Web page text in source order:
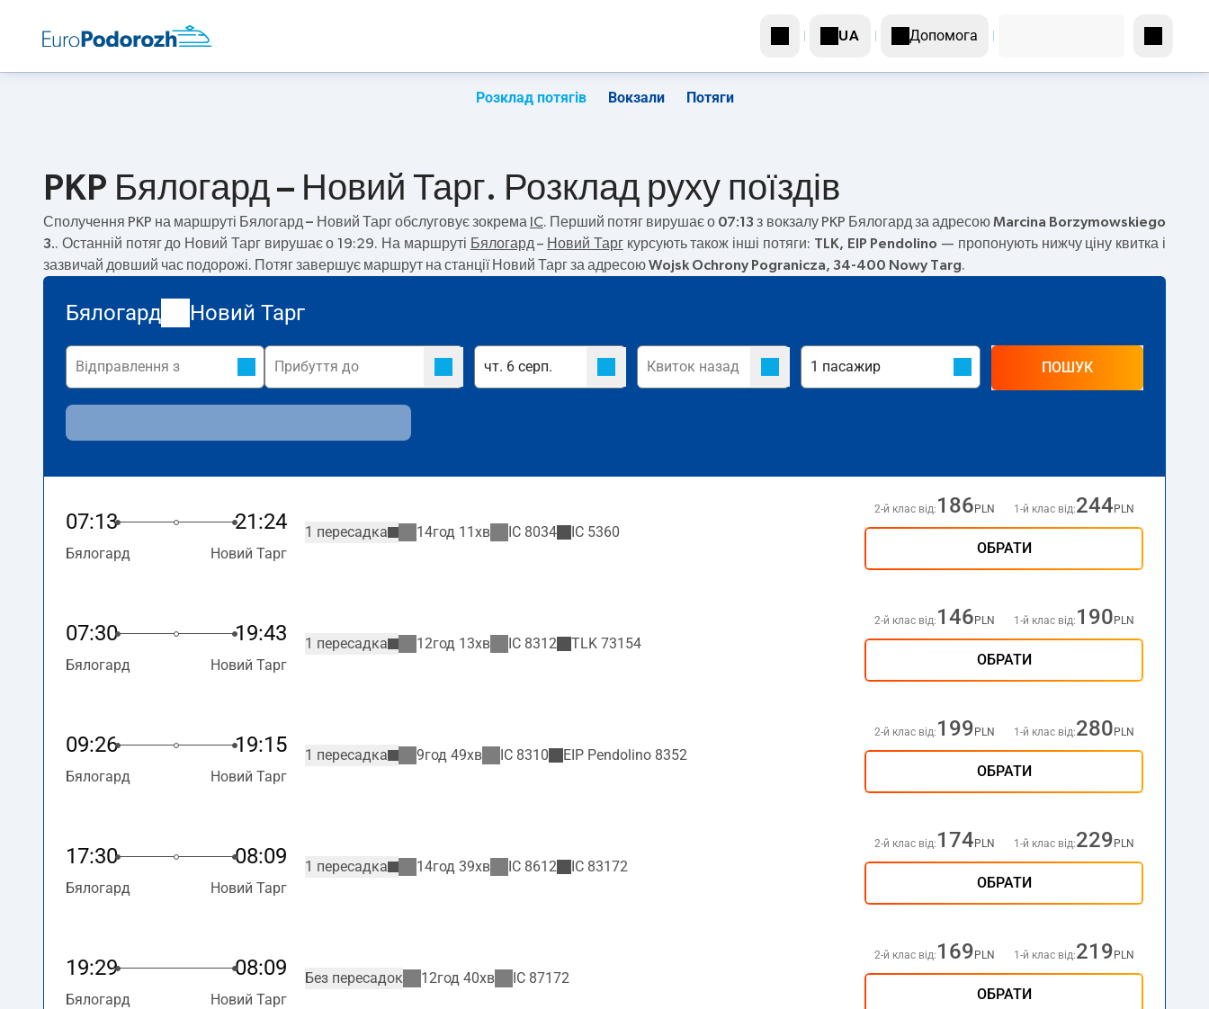
UA Допомога
Розклад потягів Вокзали Потяги
PKP Бялогард – Новий Тарг. Розклад руху поїздів
Сполучення PKP на маршруті Бялогард – Новий Таргобслуговує зокрема IC. Перший потяг вирушає о 07:13 з вокзалу PKP Бялогард за адресоюMarcina Borzymowskiego
3.. Останній потяг до Новий Тарг вирушає о 19:29. На маршруті Бялогард – Новий Таргкурсують також інші потяги: TLK, EIP Pendolino — пропонують нижчу ціну квитка і
зазвичай довший час подорожі. Потяг завершує маршрут на станції Новий Тарг за адресоюWojsk Ochrony Pogranicza, 34-400 Nowy Targ.
Бялогард Новий Тарг
ПОШУК
07:13 21:24
Бялогард Новий Тарг
1 пересадка 14год 11хв IC 8034 IC 5360
2-й клас від: 186 PLN 1-й клас від:244 PLN
ОБРАТИ
07:30 19:43
Бялогард Новий Тарг
1 пересадка 12год 13хв IC 8312 TLK 73154
2-й клас від: 146 PLN 1-й клас від: 190 PLN
ОБРАТИ
09:26 19:15
Бялогард Новий Тарг
1 пересадка 9год 49хв IC 8310 EIP Pendolino 8352
2-й клас від: 199 PLN 1-й клас від:280 PLN
ОБРАТИ
17:30 08:09
Бялогард Новий Тарг
1 пересадка 14год 39хв IC 8612 IC 83172
2-й клас від: 174 PLN 1-й клас від:229 PLN
ОБРАТИ
19:29 08:09
Бялогард Новий Тарг
Без пересадок 12год 40хв IC 87172
2-й клас від: 169 PLN 1-й клас від:219 PLN
ОБРАТИ